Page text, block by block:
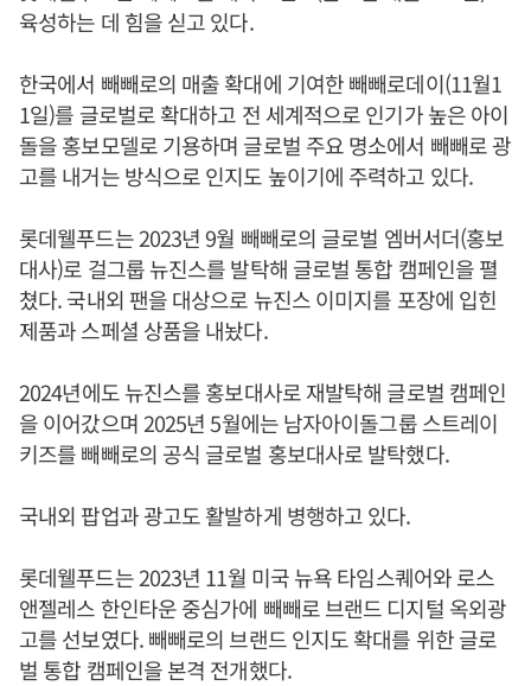
육성하는 데 힘을 싣고 있다.
한국에서 빼빼로의 매출 확대에 기여한 빼빼로데이(11월1
1일)를 글로벌로 확대하고 전 세계적으로 인기가 높은 아이
돌을 홍보모델로 기용하며 글로벌 주요 명소에서 빼빼로 광
고를 내거는 방식으로 인지도 높이기에 주력하고 있다.
롯데웰푸드는 2023년 9월 빼빼로의 글로벌 엠버서더(홍보
대사)로 걸그룹 뉴진스를 발탁해 글로벌 통합 캠페인을 펼
쳤다. 국내외 팬을 대상으로 뉴진스 이미지를 포장에 입힌
제품과 스페셜 상품을 내놨다.
2024년에도 뉴진스를 홍보대사로 재발탁해 글로벌 캠페인
을 이어갔으며 2025년 5월에는 남자아이돌그룹 스트레이
키즈를 빼빼로의 공식 글로벌 홍보대사로 발탁했다.
국내외 팝업과 광고도 활발하게 병행하고 있다.
롯데웰푸드는 2023년 11월 미국 뉴욕 타임스퀘어와 로스
앤젤레스 한인타운 중심가에 빼빼로 브랜드 디지털 옥외광
고를 선보였다. 빼빼로의 브랜드 인지도 확대를 위한 글로
벌 통합 캠페인을 본격 전개했다.